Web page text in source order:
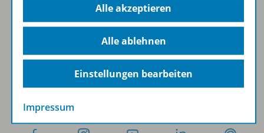
Zum Newsletter anmelden
Folgen Sie uns auf Social Media
Alle akzeptieren
Alle ablehnen
Einstellungen bearbeiten
Impressum